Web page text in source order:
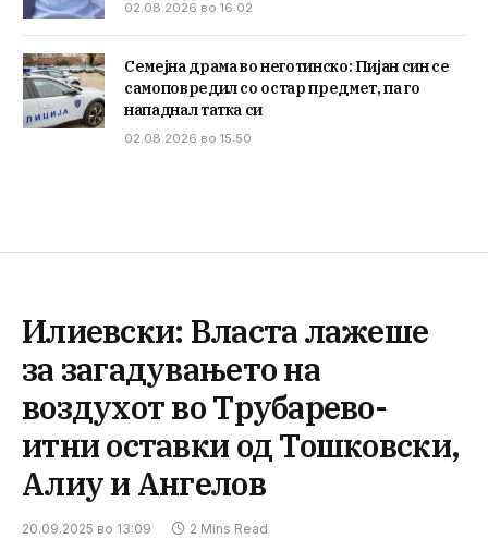
02.08.2026 во 16:02
Семејна драма во неготинско: Пијан син се
самоповредил со остар предмет, па го
нападнал татка си
02.08.2026 во 15:50
Илиевски: Власта лажеше
за загадувањето на
воздухот во Трубарево-
итни оставки од Тошковски,
Алиу и Ангелов
20.09.2025 во 13:09 2 Mins Read